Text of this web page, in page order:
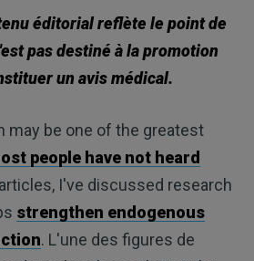
éditorial reflète le point de
pas destiné à la promotion
un avis médical.
may be one of the greatest
people have not heard
I've discussed research
strengthen endogenous
. L'une des figures de